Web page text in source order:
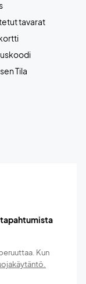
tavarat
Tila
Kun